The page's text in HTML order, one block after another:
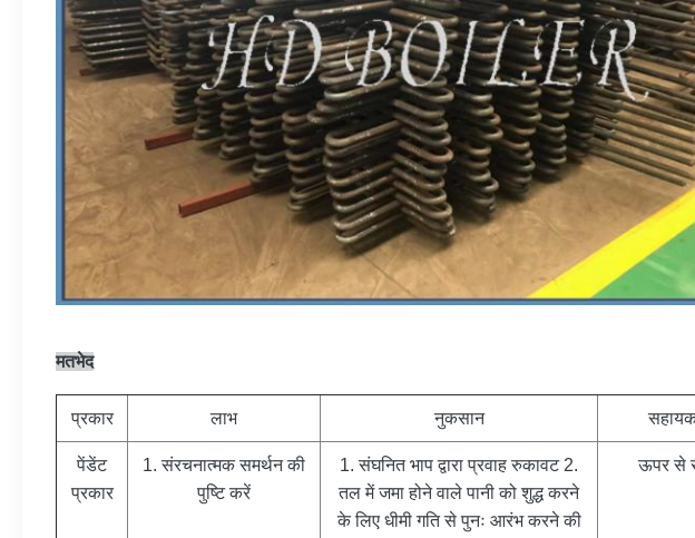
मतभेद
प्रकार लाभ नुकसान सहायक
पेंडेंट
प्रकार
1. संरचनात्मक समर्थन की
पुष्टि करें
1. संघनित भाप द्वारा प्रवाह रुकावट 2.
तल में जमा होने वाले पानी को शुद्ध करने
के लिए धीमी गति से पुनः आरंभ करने की
ऊपर से